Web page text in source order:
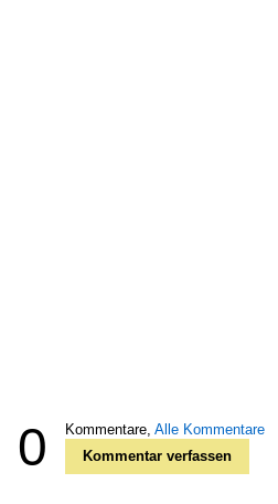
0 Kommentare, Alle Kommentare
Kommentar verfassen